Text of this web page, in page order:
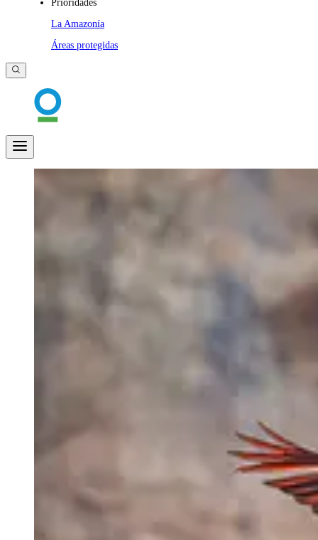
Prioridades
La Amazonía
Áreas protegidas